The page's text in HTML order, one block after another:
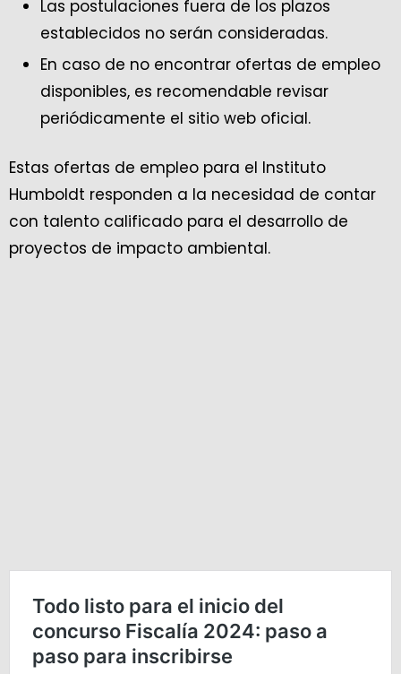
Las postulaciones fuera de los plazos
establecidos no serán consideradas.
En caso de no encontrar ofertas de empleo
disponibles, es recomendable revisar
periódicamente el sitio web oficial.
Estas ofertas de empleo para el Instituto
Humboldt responden a la necesidad de contar
con talento calificado para el desarrollo de
proyectos de impacto ambiental.